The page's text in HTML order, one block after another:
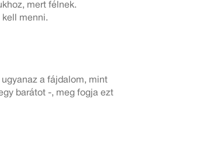
mert félnek.
menni.
a fájdalom, mint
barátot -, meg fogja ezt